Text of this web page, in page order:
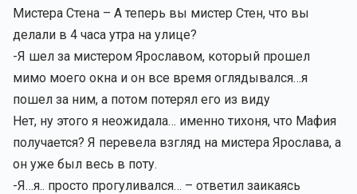
Мистера Стена – А теперь вы мистер Стен, что вы
делали в 4 часа утра на улице?
-Я шел за мистером Ярославом, который прошел
мимо моего окна и он все время оглядывался…я
пошел за ним, а потом потерял его из виду
Нет, ну этого я неожидала… именно тихоня, что Мафия
получается? Я перевела взгляд на мистера Ярослава, а
он уже был весь в поту.
-Я…я.. просто прогуливался… – ответил заикаясь